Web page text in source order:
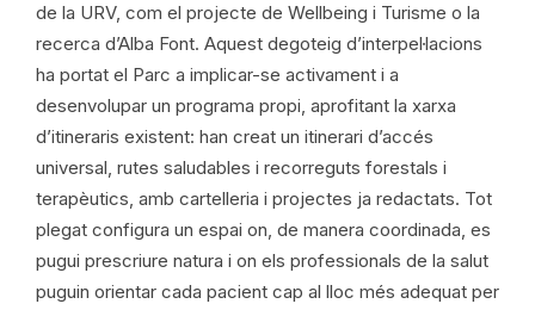
de la URV, com el projecte de Wellbeing i Turisme o la
recerca d’Alba Font. Aquest degoteig d’interpel·lacions
ha portat el Parc a implicar-se activament i a
desenvolupar un programa propi, aprofitant la xarxa
d’itineraris existent: han creat un itinerari d’accés
universal, rutes saludables i recorreguts forestals i
terapèutics, amb cartelleria i projectes ja redactats. Tot
plegat configura un espai on, de manera coordinada, es
pugui prescriure natura i on els professionals de la salut
puguin orientar cada pacient cap al lloc més adequat per